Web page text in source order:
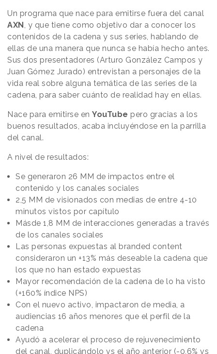
Un programa que nace para emitirse fuera del canal
AXN, y que tiene como objetivo dar a conocer los
contenidos de la cadena y sus series, hablando de
ellas de una manera que nunca se había hecho antes.
Sus dos presentadores (Arturo González Campos y
Juan Gómez Jurado) entrevistan a personajes de la
vida real sobre alguna temática de las series de la
cadena, para saber cuánto de realidad hay en ellas.
Nace para emitirse en YouTube pero gracias a los
buenos resultados, acaba incluyéndose en la parrilla
del canal.
A nivel de resultados:
Se generaron 26 MM de impactos entre el
contenido y los canales sociales
2,5 MM de visionados con medias de entre 4-10
minutos vistos por capítulo
Másde 1,8 MM de interacciones generadas a través
de los canales sociales
Las personas expuestas al branded content
consideraron un +13% más deseable la cadena que
los que no han estado expuestas
Mayor recomendación de la cadena de lo ha visto
(+160% índice NPS)
Con el nuevo activo, impactaron de media, a
audiencias 16 años menores que el perfil de la
cadena
Ayudó a acelerar el proceso de rejuvenecimiento
del canal, duplicándolo vs el año anterior (-0,6% vs